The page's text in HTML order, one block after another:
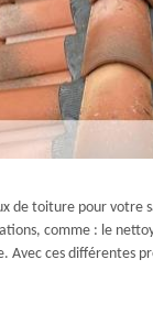
de toiture pour votre
comme : le
ces différentes